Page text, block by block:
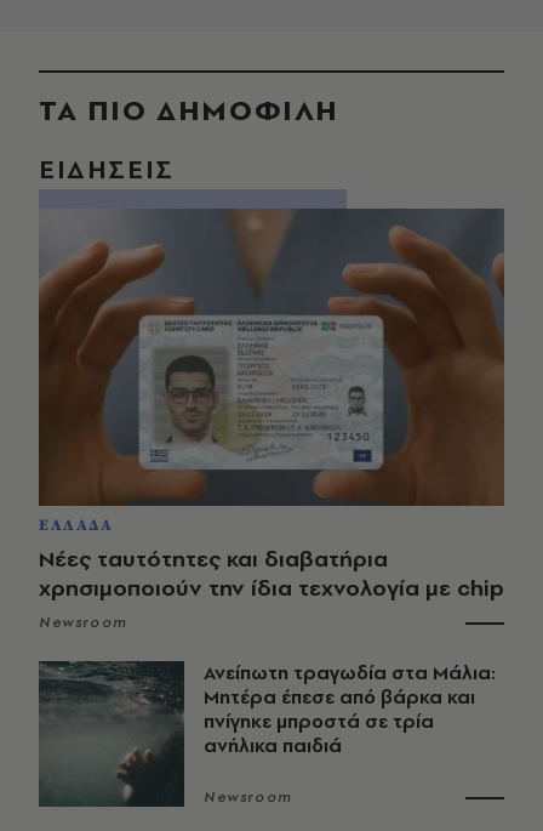
ΤΑ ΠΙΟ ΔΗΜΟΦΙΛΗ
ΕΙΔΗΣΕΙΣ
ΕΛΛΑΔΑ
Νέες ταυτότητες και διαβατήρια
χρησιμοποιούν την ίδια τεχνολογία με chip
Newsroom
Ανείπωτη τραγωδία στα Μάλια:
Μητέρα έπεσε από βάρκα και
πνίγηκε μπροστά σε τρία
ανήλικα παιδιά
Newsroom